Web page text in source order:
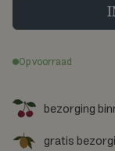
Op voorraad
bezorging
gratis